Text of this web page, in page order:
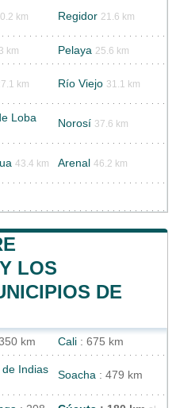
km Regidor 21.6 km
km Pelaya 25.6 km
km Río Viejo 31.1 km
Loba Norosí 37.6 km
43.4 km Arenal 46.2 km
LOS
DE
km Cali : 675 km
Indias
Soacha : 479 km